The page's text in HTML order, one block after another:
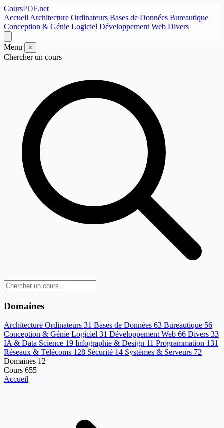
CoursPDF.net
Accueil Architecture Ordinateurs Bases de Données Bureautique
Conception & Génie Logiciel Développement Web Divers
Menu ×
Chercher un cours
Domaines
Architecture Ordinateurs 31 Bases de Données 63 Bureautique 56
Conception & Génie Logiciel 31 Développement Web 66 Divers 33
IA & Data Science 19 Infographie & Design 11 Programmation 131
Réseaux & Télécoms 128 Sécurité 14 Systèmes & Serveurs 72
Domaines 12
Cours 655
Accueil